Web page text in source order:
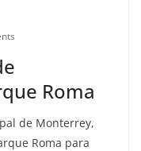
Roma
de Monterrey,
Roma para